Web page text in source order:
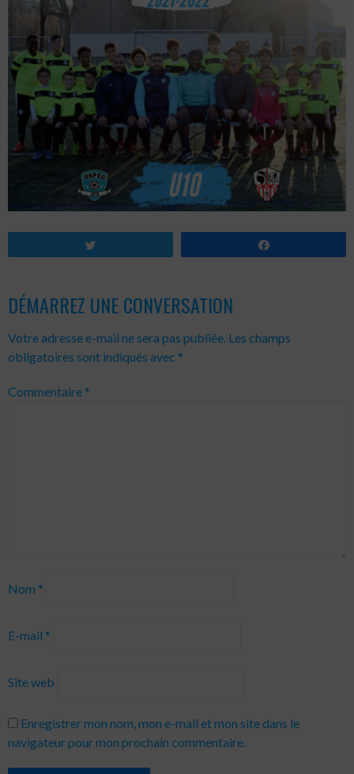
DÉMARREZ UNE CONVERSATION
Votre adresse e-mail ne sera pas publiée. Les champs
obligatoires sont indiqués avec *
Commentaire *
Nom *
E-mail *
Site web
Enregistrer mon nom, mon e-mail et mon site dans le
navigateur pour mon prochain commentaire.